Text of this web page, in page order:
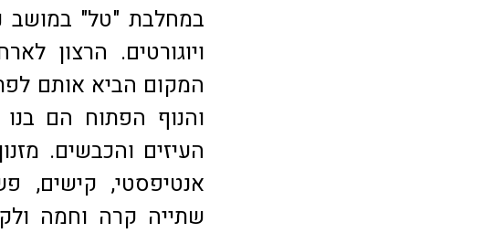
במחלבת "טל" במושב
ויוגורטים. הרצון
המקום הביא אותם
והנוף הפתוח הם
העיזים והכבשים.
אנטיפסטי, קישים,
שתייה קרה וחמה